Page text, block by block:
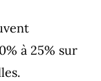
à 25% sur